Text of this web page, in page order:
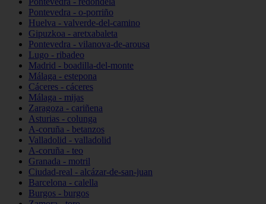
Pontevedra - o-porriño
Huelva - valverde-del-camino
Gipuzkoa - aretxabaleta
Pontevedra - vilanova-de-arousa
Lugo - ribadeo
Madrid - boadilla-del-monte
Málaga - estepona
Cáceres - cáceres
Málaga - mijas
Zaragoza - cariñena
Asturias - colunga
A-coruña - betanzos
Valladolid - valladolid
A-coruña - teo
Granada - motril
Ciudad-real - alcázar-de-san-juan
Barcelona - calella
Burgos - burgos